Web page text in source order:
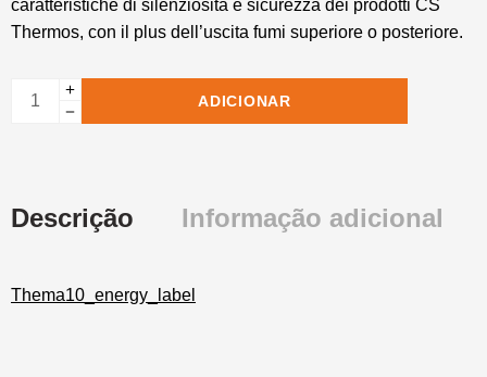
caratteristiche di silenziosità e sicurezza dei prodotti CS
Thermos, con il plus dell’uscita fumi superiore o posteriore.
ADICIONAR
Descrição Informação adicional
Thema10_energy_label